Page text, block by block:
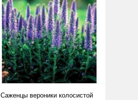
Саженцы вероники колосистой